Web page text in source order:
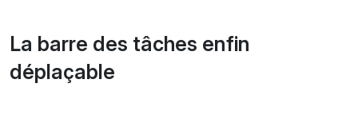
La barre des tâches enfin
déplaçable